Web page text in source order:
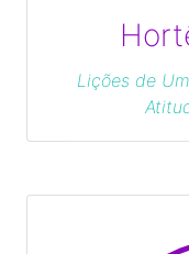
Lições de